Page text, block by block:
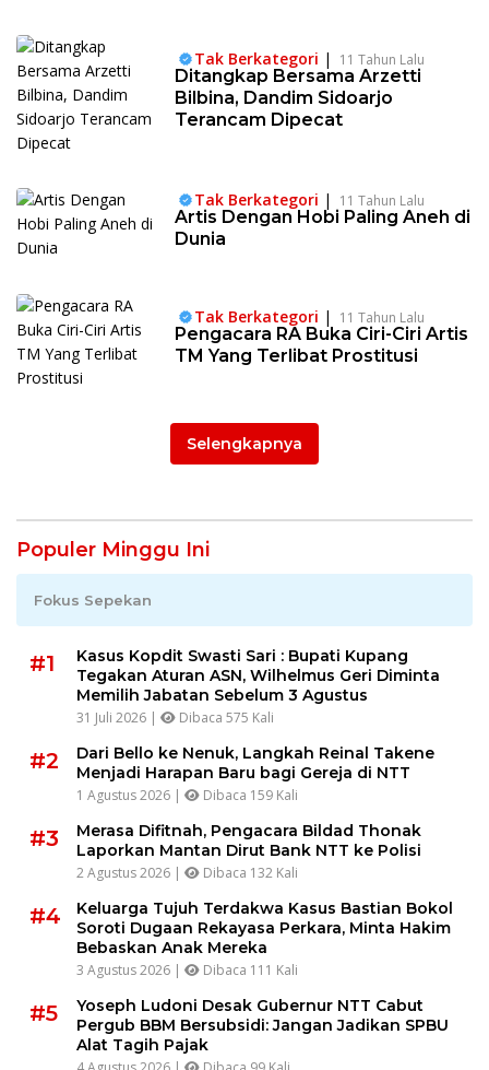
Tak Berkategori | 11 Tahun Lalu
Ditangkap Bersama Arzetti
Bilbina, Dandim Sidoarjo
Terancam Dipecat
Tak Berkategori | 11 Tahun Lalu
Artis Dengan Hobi Paling Aneh di
Dunia
Tak Berkategori | 11 Tahun Lalu
Pengacara RA Buka Ciri-Ciri Artis
TM Yang Terlibat Prostitusi
Selengkapnya
Populer Minggu Ini
Fokus Sepekan
#1
Kasus Kopdit Swasti Sari : Bupati Kupang
Tegakan Aturan ASN, Wilhelmus Geri Diminta
Memilih Jabatan Sebelum 3 Agustus
31 Juli 2026 | Dibaca 575 Kali
#2
Dari Bello ke Nenuk, Langkah Reinal Takene
Menjadi Harapan Baru bagi Gereja di NTT
1 Agustus 2026 | Dibaca 159 Kali
#3
Merasa Difitnah, Pengacara Bildad Thonak
Laporkan Mantan Dirut Bank NTT ke Polisi
2 Agustus 2026 | Dibaca 132 Kali
#4
Keluarga Tujuh Terdakwa Kasus Bastian Bokol
Soroti Dugaan Rekayasa Perkara, Minta Hakim
Bebaskan Anak Mereka
3 Agustus 2026 | Dibaca 111 Kali
#5
Yoseph Ludoni Desak Gubernur NTT Cabut
Pergub BBM Bersubsidi: Jangan Jadikan SPBU
Alat Tagih Pajak